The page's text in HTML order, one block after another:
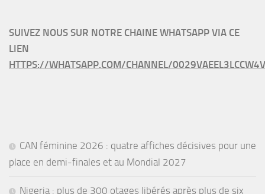
SUIVEZ NOUS SUR NOTRE CHAINE WHATSAPP VIA CE
LIEN
HTTPS://WHATSAPP.COM/CHANNEL/
CAN féminine 2026 : quatre affiches décisives pour une
place en demi-finales et au Mondial 2027
Nigeria : plus de 300 otages libérés après plus de six